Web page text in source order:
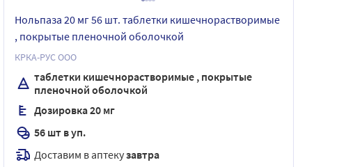
Нольпаза 20 мг 56 шт. таблетки кишечнорастворимые
, покрытые пленочной оболочкой
КРКА-РУС ООО
таблетки кишечнорастворимые , покрытые
пленочной оболочкой
Дозировка 20 мг
56 шт в уп.
Доставим в аптекузавтра